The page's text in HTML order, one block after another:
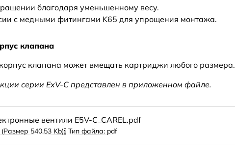
благодаря уменьшенному весу.
с медными фитингами K65 для упрощения монтажа.
клапана
клапана может вмещать картриджи любого размера.
серии ExV-C представлен в приложенном файле.
вентили E5V-C_CAREL.pdf
540.53 Kb) Тип файла: pdf